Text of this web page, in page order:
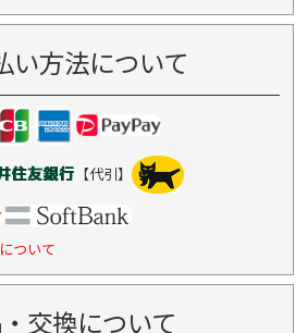
い方法について
【代引】
ついて
交換について